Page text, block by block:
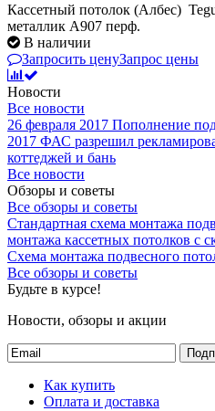
Кассетный потолок (Албес)
металлик А907 перф.
В наличии
Запросить ценуЗапрос цены
Новости
Все новости
26 февраля 2017 Пополнение
2017 ФАС разрешил
коттеджей и бань
Все новости
Обзоры и советы
Все обзоры и советы
Стандартная схема монтажа
монтажа кассетных потолков с
Схема монтажа подвесного
Все обзоры и советы
Будьте в курсе!
Новости, обзоры и акции
Как купить
Оплата и доставка